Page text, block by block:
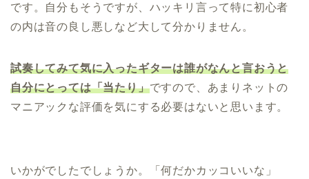
です。自分もそうですが、ハッキリ言って特に初心者
の内は音の良し悪しなど大して分かりません。
試奏してみて気に入ったギターは誰がなんと言おうと
自分にとっては「当たり」ですので、あまりネットの
マニアックな評価を気にする必要はないと思います。
いかがでしたでしょうか。「何だかカッコいいな」